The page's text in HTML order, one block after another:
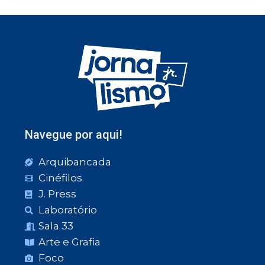
Navegue por aqui!
Arquibancada
Cinéfilos
J. Press
Laboratório
Sala 33
Arte e Grafia
Foco